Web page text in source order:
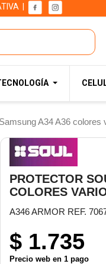
A34 A36 colores
PROTECTOR
COLORES
A346 ARMOR REF.
$ 1.735
Precio web en 1 pago